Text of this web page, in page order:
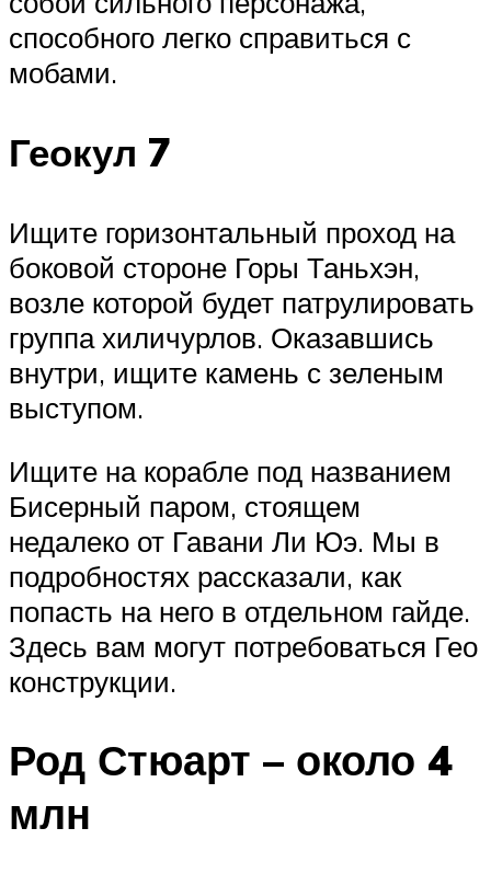
способного легко справиться с
мобами.
Геокул 7
Ищите горизонтальный проход на
боковой стороне Горы Таньхэн,
возле которой будет патрулировать
группа хиличурлов. Оказавшись
внутри, ищите камень с зеленым
выступом.
Ищите на корабле под названием
Бисерный паром, стоящем
недалеко от Гавани Ли Юэ. Мы в
подробностях рассказали, как
попасть на него в отдельном гайде.
Здесь вам могут потребоваться Гео
конструкции.
Род Стюарт – около 4
млн